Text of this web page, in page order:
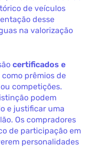
de veículos
desse
na valorização
certificados e
prêmios de
competições.
podem
e justificar uma
Os compradores
de participação em
personalidades